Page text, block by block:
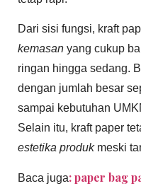
Dari sisi fungsi, kraft
kemasan yang cukup
ringan hingga sedang.
dengan jumlah besar
sampai kebutuhan
Selain itu, kraft paper
estetika produkmeski
Baca juga: paper bag